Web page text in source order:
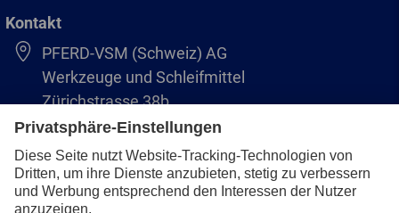
Kontakt
PFERD-VSM (Schweiz) AG
Werkzeuge und Schleifmittel
Zürichstrasse 38b
8306 Brüttisellen
+41 44 805 2828
info@pferd-vsm.ch